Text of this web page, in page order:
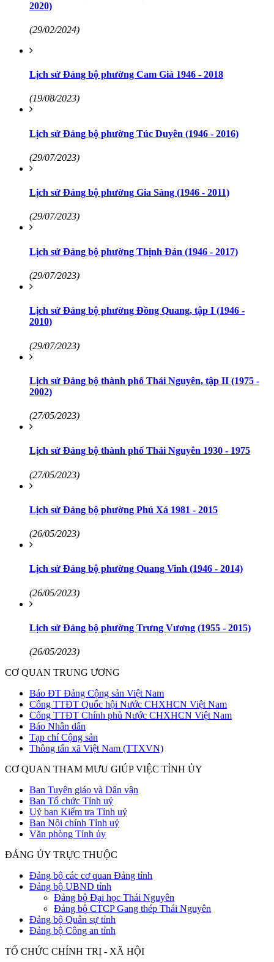
2020)
(29/02/2024)
Lịch sử Đảng bộ phường Cam Giá 1946 - 2018
(19/08/2023)
Lịch sử Đảng bộ phường Túc Duyên (1946 - 2016)
(29/07/2023)
Lịch sử Đảng bộ phường Gia Sàng (1946 - 2011)
(29/07/2023)
Lịch sử Đảng bộ phường Thịnh Đán (1946 - 2017)
(29/07/2023)
Lịch sử Đảng bộ phường Đồng Quang, tập I (1946 -
2010)
(29/07/2023)
Lịch sử Đảng bộ thành phố Thái Nguyên, tập II (1975 -
2002)
(27/05/2023)
Lịch sử Đảng bộ thành phố Thái Nguyên 1930 - 1975
(27/05/2023)
Lịch sử Đảng bộ phường Phú Xá 1981 - 2015
(26/05/2023)
Lịch sử Đảng bộ phường Quang Vinh (1946 - 2014)
(26/05/2023)
Lịch sử Đảng bộ phường Trưng Vương (1955 - 2015)
(26/05/2023)
CƠ QUAN TRUNG ƯƠNG
Báo ĐT Đảng Cộng sản Việt Nam
Cổng TTĐT Quốc hội Nước CHXHCN Việt Nam
Cổng TTĐT Chính phủ Nước CHXHCN Việt Nam
Báo Nhân dân
Tạp chí Cộng sản
Thông tấn xã Việt Nam (TTXVN)
CƠ QUAN THAM MƯU GIÚP VIỆC TỈNH ỦY
Ban Tuyên giáo và Dân vận
Ban Tổ chức Tỉnh uỷ
Uỷ ban Kiểm tra Tỉnh uỷ
Ban Nội chính Tỉnh uỷ
Văn phòng Tỉnh ủy
ĐẢNG ỦY TRỰC THUỘC
Đảng bộ các cơ quan Đảng tỉnh
Đảng bộ UBND tỉnh
Đảng bộ Đại học Thái Nguyên
Đảng bộ CTCP Gang thép Thái Nguyên
Đảng bộ Quân sự tỉnh
Đảng bộ Công an tỉnh
TỔ CHỨC CHÍNH TRỊ - XÃ HỘI